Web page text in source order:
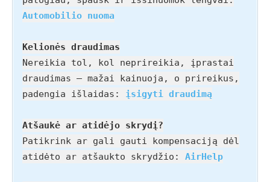
Automobilio nuoma
Kelionės draudimas
Nereikia tol, kol neprireikia, įprastai
draudimas – mažai kainuoja, o prireikus,
padengia išlaidas: įsigyti draudimą
Atšaukė ar atidėjo skrydį?
Patikrink ar gali gauti kompensaciją dėl
atidėto ar atšaukto skrydžio: AirHelp